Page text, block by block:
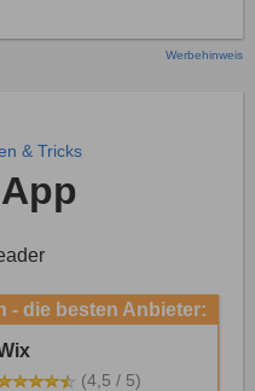
Werbehinweis
& Tricks
- die besten Anbieter:
(4,5 / 5)